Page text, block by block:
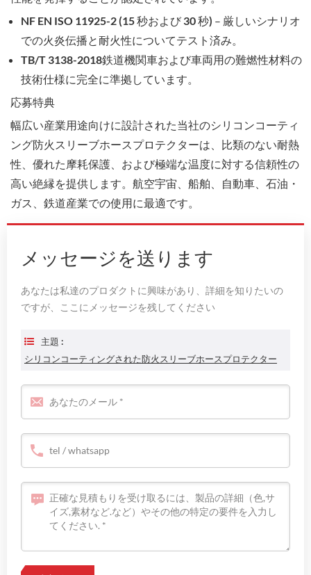
NF EN ISO 11925-2 (15 秒および 30 秒) – 厳しいシナリオ
での火炎伝播と耐火性についてテスト済み。
TB/T 3138-2018鉄道機関車および車両用の難燃性材料の
技術仕様に完全に準拠しています。
応募特典
幅広い産業用途向けに設計された当社のシリコンコーティ
ング防火スリーブホースプロテクターは、比類のない耐熱
性、優れた摩耗保護、および極端な温度に対する信頼性の
高い絶縁を提供します。航空宇宙、船舶、自動車、石油・
ガス、鉄道産業での使用に最適です。
メッセージを送ります
あなたは私達のプロダクトに興味があり、詳細を知りたいの
ですが、ここにメッセージを残してください
主題 :
シリコンコーティングされた防火スリーブホースプロテクター